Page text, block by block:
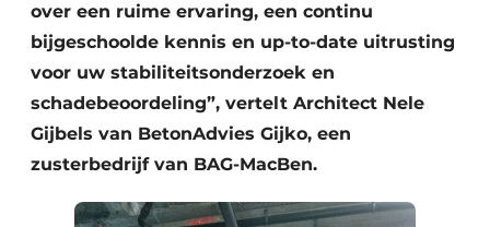
over een ruime ervaring, een continu
bijgeschoolde kennis en up-to-date uitrusting
voor uw stabiliteitsonderzoek en
schadebeoordeling”, vertelt Architect Nele
Gijbels van BetonAdvies Gijko, een
zusterbedrijf van BAG-MacBen.